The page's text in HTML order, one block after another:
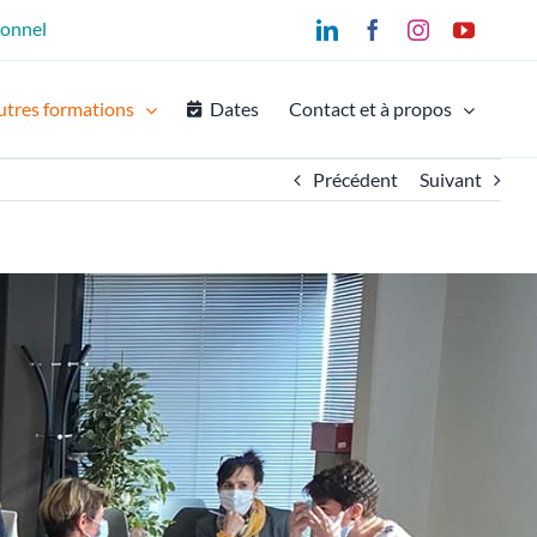
LinkedInFacebookInstagram
formations Dates Contact et à propos
Précédent Suivant